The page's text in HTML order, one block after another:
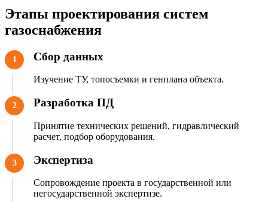
Этапы проектирования систем
газоснабжения
1 Сбор данных
Изучение ТУ, топосъемки и генплана объекта.
2 Разработка ПД
Принятие технических решений, гидравлический
расчет, подбор оборудования.
3 Экспертиза
Сопровождение проекта в государственной или
негосударственной экспертизе.